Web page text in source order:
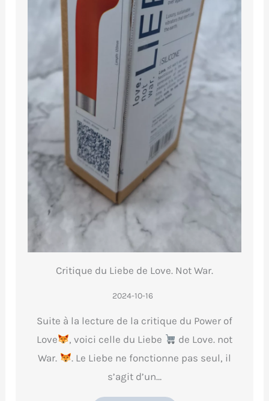
Critique du Liebe de Love. Not War.
2024-10-16
Suite à la lecture de la critique du Power of
Love
, voici celle du Liebe
de Love. not
War.
. Le Liebe ne fonctionne pas seul, il
s’agit d’un…